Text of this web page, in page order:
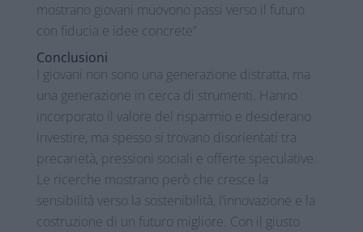
mostrano giovani muovono passi verso il futuro
con fiducia e idee concrete”
Conclusioni
I giovani non sono una generazione distratta, ma
una generazione in cerca di strumenti. Hanno
incorporato il valore del risparmio e desiderano
investire, ma spesso si trovano disorientati tra
precarietà, pressioni sociali e offerte speculative.
Le ricerche mostrano però che cresce la
sensibilità verso la sostenibilità, l’innovazione e la
costruzione di un futuro migliore. Con il giusto